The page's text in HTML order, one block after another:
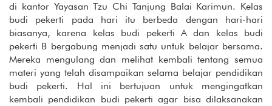
di kantor Yayasan Tzu Chi Tanjung Balai Karimun. Kelas
budi pekerti pada hari itu berbeda dengan hari-hari
biasanya, karena kelas budi pekerti A dan kelas budi
pekerti B bergabung menjadi satu untuk belajar bersama.
Mereka mengulang dan melihat kembali tentang semua
materi yang telah disampaikan selama belajar pendidikan
budi pekerti. Hal ini bertujuan untuk mengingatkan
kembali pendidikan budi pekerti agar bisa dilaksanakan